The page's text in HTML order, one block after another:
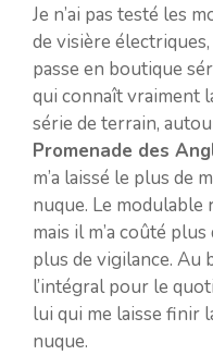
Je n’ai pas testé les
de visière
passe en boutique
qui connaît vraiment
série de terrain,
Promenade des
m’a laissé le plus de
nuque. Le modulable
mais il m’a coûté
plus de vigilance. Au
l’intégral pour le
lui qui me laisse finir
nuque.